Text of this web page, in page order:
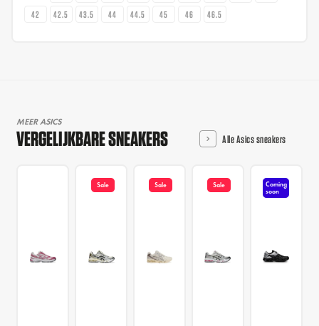
42 42.5 43.5 44 44.5 45 46 46.5
MEER ASICS
VERGELIJKBARE SNEAKERS Alle Asics sneakers
Sale Sale Sale
Coming
soon